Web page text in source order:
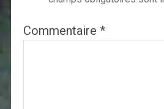
Commentaire *